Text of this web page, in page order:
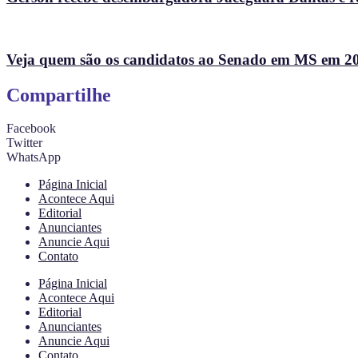
Veja quem são os candidatos ao Senado em MS em
Compartilhe
Facebook
Twitter
WhatsApp
Página Inicial
Acontece Aqui
Editorial
Anunciantes
Anuncie Aqui
Contato
Página Inicial
Acontece Aqui
Editorial
Anunciantes
Anuncie Aqui